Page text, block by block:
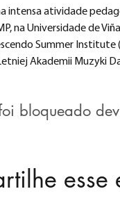
intensa atividade
na Universidade de
Summer Institute
Akademii Muzyki
bloqueado
esse